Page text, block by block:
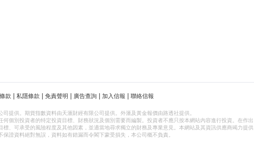
款 私隱條款 免責聲明 廣告查詢 加入信報 聯絡信報
司提供。期貨指數資料由天滙財經有限公司提供。外滙及黃金報價由路透社提供。
個別投資者的特定投資目標、財務狀況及個別需要而編製。投資者不應只按本網站內容進行投資。在作出
、可承受的風險程度及其他因素，並適當地尋求獨立的財務及專業意見。本網站及其資訊供應商竭力提供
保證資料絕對無誤，資料如有錯漏而令閣下蒙受損失，本公司概不負責。